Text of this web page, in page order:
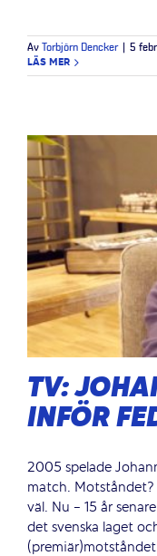
Av Torbjörn Dencker 5
LÄS MER
TV:
INFÖR
2005 spelade
match.
väl. Nu - 15 år
det svenska laget